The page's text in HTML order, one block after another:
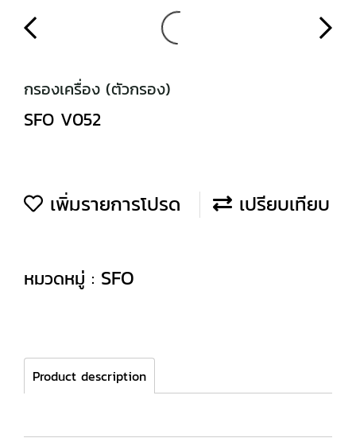
กรองเครื่อง (ตัวกรอง)
SFO V052
เพิ่มรายการโปรด เปรียบเทียบ
หมวดหมู่ : SFO
Product description